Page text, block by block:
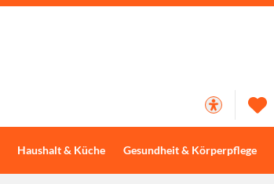
Haushalt & Küche Gesundheit & Körperpflege